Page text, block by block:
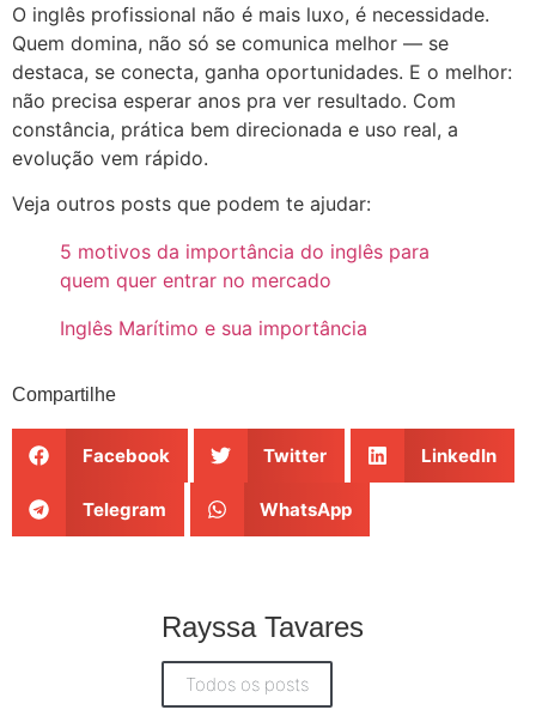
O inglês profissional não é mais luxo, é necessidade.
Quem domina, não só se comunica melhor — se
destaca, se conecta, ganha oportunidades. E o melhor:
não precisa esperar anos pra ver resultado. Com
constância, prática bem direcionada e uso real, a
evolução vem rápido.
Veja outros posts que podem te ajudar:
5 motivos da importância do inglês para
quem quer entrar no mercado
Inglês Marítimo e sua importância
Compartilhe
Facebook Twitter LinkedIn
Telegram WhatsApp
Rayssa Tavares
Todos os posts